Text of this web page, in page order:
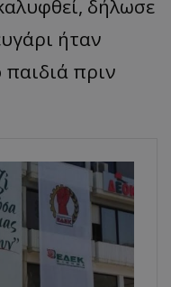
δήλωσε
ήταν
παιδιά πριν